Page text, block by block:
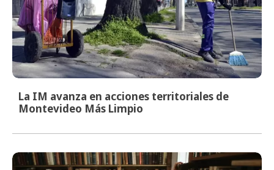
La IM avanza en acciones territoriales de
Montevideo Más Limpio